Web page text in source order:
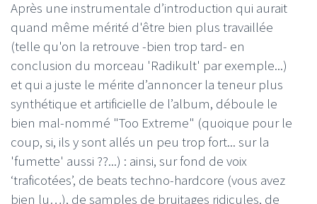
Après une instrumentale d’introduction qui aurait
quand même mérité d'être bien plus travaillée
(telle qu'on la retrouve -bien trop tard- en
conclusion du morceau 'Radikult' par exemple...)
et qui a juste le mérite d’annoncer la teneur plus
synthétique et artificielle de l’album, déboule le
bien mal-nommé "Too Extreme" (quoique pour le
coup, si, ils y sont allés un peu trop fort... sur la
'fumette' aussi ??...) : ainsi, sur fond de voix
‘traficotées’, de beats techno-hardcore (vous avez
bien lu…), de samples de bruitages ridicules, de